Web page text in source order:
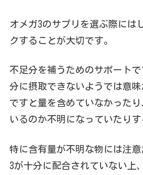
オメガ3のサプリを選ぶ際には
クすることが大切です。
不足分を補うためのサポート
分に摂取できないようでは意
ですと量を含めていなかった
いるのか不明になっていたりす
特に含有量が不明な物には注
3が十分に配合されていない上